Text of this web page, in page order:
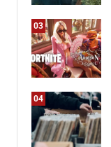
03
04